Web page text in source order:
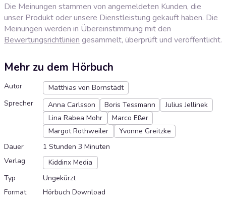
Die Meinungen stammen von angemeldeten Kunden, die
unser Produkt oder unsere Dienstleistung gekauft haben. Die
Meinungen werden in Übereinstimmung mit den
Bewertungsrichtlinien gesammelt, überprüft und veröffentlicht.
Mehr zu dem Hörbuch
Autor
Matthias von Bornstädt
Sprecher
Anna Carlsson Boris Tessmann
Julius Jellinek
Lina Rabea Mohr
Marco Eßer
Margot Rothweiler
Yvonne Greitzke
Dauer
1 Stunden 3 Minuten
Verlag
Kiddinx Media
Typ
Ungekürzt
Format
Hörbuch Download